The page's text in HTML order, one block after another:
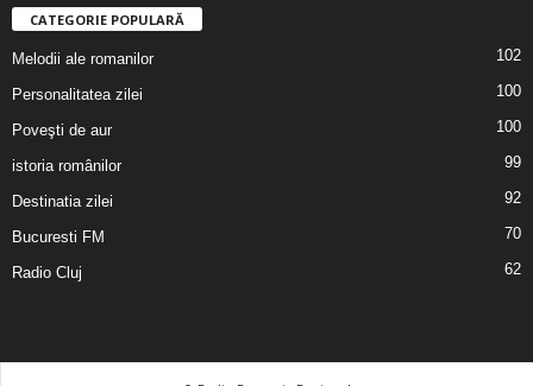
CATEGORIE POPULARĂ
Melodii ale romanilor 102
Personalitatea zilei 100
Poveşti de aur 100
istoria românilor 99
Destinatia zilei 92
Bucuresti FM 70
Radio Cluj 62